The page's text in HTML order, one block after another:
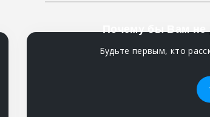
Будьте первым, кто